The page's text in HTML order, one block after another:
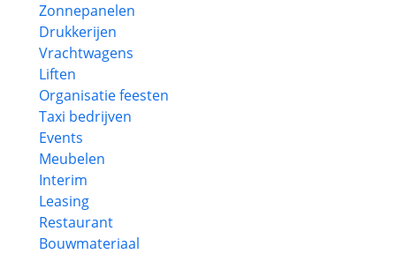
Zonnepanelen
Drukkerijen
Vrachtwagens
Liften
Organisatie feesten
Taxi bedrijven
Events
Meubelen
Interim
Leasing
Restaurant
Bouwmateriaal